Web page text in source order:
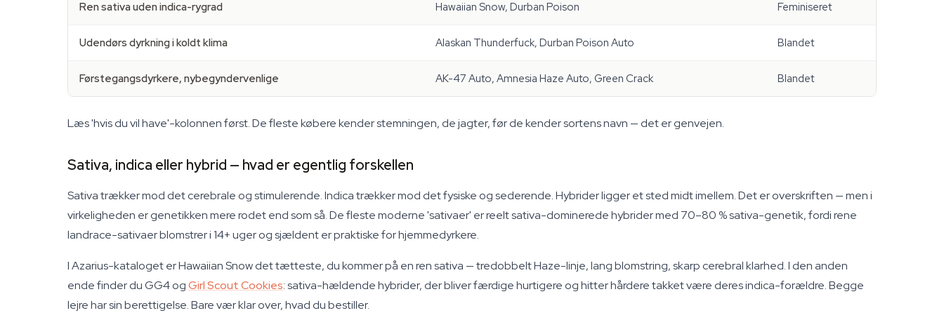
Ren sativa uden indica-rygrad Hawaiian Snow, Durban Poison Feminiseret
Udendørs dyrkning i koldt klima Alaskan Thunderfuck, Durban Poison Auto Blandet
Førstegangsdyrkere, nybegyndervenlige AK-47 Auto, Amnesia Haze Auto, Green Crack Blandet
Læs 'hvis du vil have'-kolonnen først. De fleste købere kender stemningen, de jagter, før de kender sortens navn — det er genvejen.
Sativa, indica eller hybrid — hvad er egentlig forskellen
Sativa trækker mod det cerebrale og stimulerende. Indica trækker mod det fysiske og sederende. Hybrider ligger et sted midt imellem. Det er overskriften — men i
virkeligheden er genetikken mere rodet end som så. De fleste moderne 'sativaer' er reelt sativa-dominerede hybrider med 70–80 % sativa-genetik, fordi rene
landrace-sativaer blomstrer i 14+ uger og sjældent er praktiske for hjemmedyrkere.
I Azarius-kataloget er Hawaiian Snow det tætteste, du kommer på en ren sativa — tredobbelt Haze-linje, lang blomstring, skarp cerebral klarhed. I den anden
ende finder du GG4 ogGirl Scout Cookies: sativa-hældende hybrider, der bliver færdige hurtigere og hitter hårdere takket være deres indica-forældre. Begge
lejre har sin berettigelse. Bare vær klar over, hvad du bestiller.